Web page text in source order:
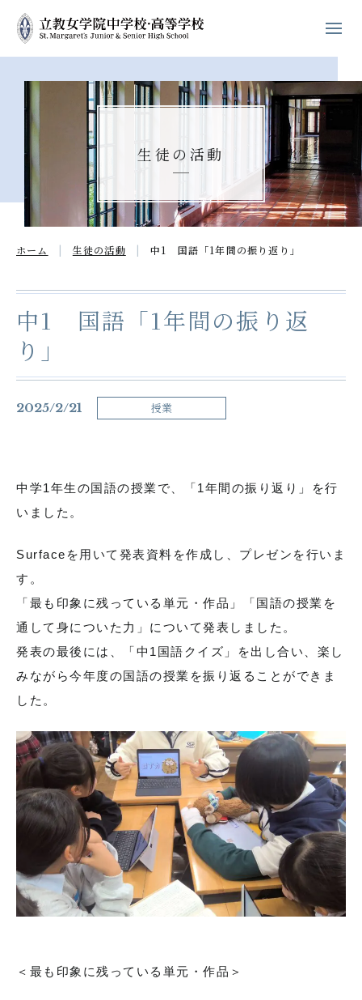
ホーム
学校紹介
立教女学院の キリスト教教育
中高の教育
学校生活
入試案内
各種お問い合わせ
在校生用書式ダウンロード 卒業生の皆さんへ
塾の皆様へ
サイトマップ よくある質問
採用情報 アクセス
関連リンク
個人情報の取り扱いについて
サイトポリシー
生徒の活動
ホーム 生徒の活動 中1 国語「1年間の振り返り」
中1 国語「1年間の振り返
り」
2025/2/21 授業
中学1年生の国語の授業で、「1年間の振り返り」を行
いました。
Surfaceを用いて発表資料を作成し、プレゼンを行いま
す。
「最も印象に残っている単元・作品」「国語の授業を
通して身についた力」について発表しました。
発表の最後には、「中1国語クイズ」を出し合い、楽し
みながら今年度の国語の授業を振り返ることができま
した。
＜最も印象に残っている単元・作品＞